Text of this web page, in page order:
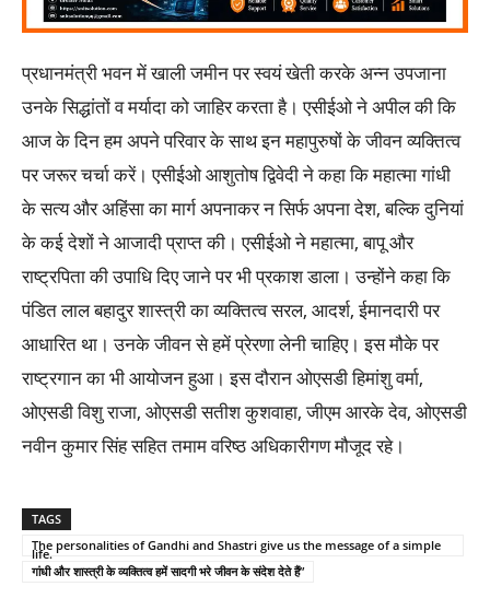
प्रधानमंत्री भवन में खाली जमीन पर स्वयं खेती करके अन्न उपजाना
उनके सिद्धांतों व मर्यादा को जाहिर करता है। एसीईओ ने अपील की कि
आज के दिन हम अपने परिवार के साथ इन महापुरुषों के जीवन व्यक्तित्व
पर जरूर चर्चा करें। एसीईओ आशुतोष द्विवेदी ने कहा कि महात्मा गांधी
के सत्य और अहिंसा का मार्ग अपनाकर न सिर्फ अपना देश, बल्कि दुनियां
के कई देशों ने आजादी प्राप्त की। एसीईओ ने महात्मा, बापू और
राष्ट्रपिता की उपाधि दिए जाने पर भी प्रकाश डाला। उन्होंने कहा कि
पंडित लाल बहादुर शास्त्री का व्यक्तित्व सरल, आदर्श, ईमानदारी पर
आधारित था। उनके जीवन से हमें प्रेरणा लेनी चाहिए। इस मौके पर
राष्ट्रगान का भी आयोजन हुआ। इस दौरान ओएसडी हिमांशु वर्मा,
ओएसडी विशु राजा, ओएसडी सतीश कुशवाहा, जीएम आरके देव, ओएसडी
नवीन कुमार सिंह सहित तमाम वरिष्ठ अधिकारीगण मौजूद रहे।
TAGS
The personalities of Gandhi and Shastri give us the message of a simple
life.
गांधी और शास्त्री के व्यक्तित्व हमें सादगी भरे जीवन के संदेश देते हैं”